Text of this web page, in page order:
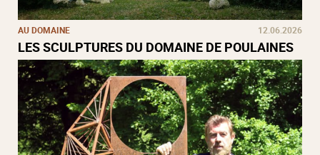
AU DOMAINE 12.06.2026
LES SCULPTURES DU DOMAINE DE POULAINES